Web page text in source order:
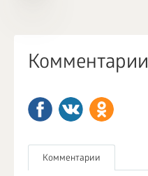
Комментарии
Комментарии